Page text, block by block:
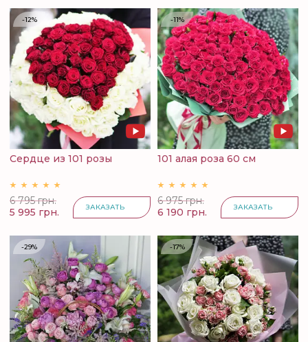
-12%
Сердце из 101 розы
6 795 грн.
5 995 грн.
ЗАКАЗАТЬ
-11%
101 алая роза 60 см
6 975 грн.
6 190 грн.
ЗАКАЗАТЬ
-29% -17%